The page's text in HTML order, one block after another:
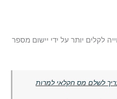
לקלים יותר על ידי יישום מספר
לשלם מס חקלאי למרות